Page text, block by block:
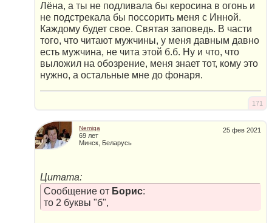
Лёна, а ты не подливала бы керосина в огонь и
не подстрекала бы поссорить меня с Инной.
Каждому будет свое. Святая заповедь. В части
того, что читают мужчины, у меня давным давно
есть мужчина, не чита этой б.б. Ну и что, что
выложил на обозрение, меня знает тот, кому это
нужно, а остальные мне до фонаря.
171
25 фев 2021
Nemiga
69 лет
Минск, Беларусь
Цитата:
Сообщение от Борис:
то 2 буквы "б",